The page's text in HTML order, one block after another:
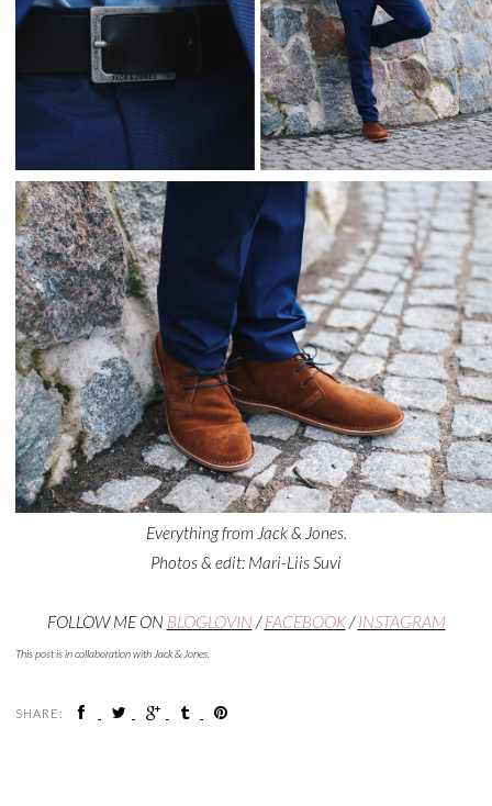
Everything from Jack & Jones.
Photos & edit: Mari-Liis Suvi
FOLLOW ME ON BLOGLOVIN /FACEBOOK/INSTAGRAM
This post is in collaboration with Jack & Jones.
SHARE: